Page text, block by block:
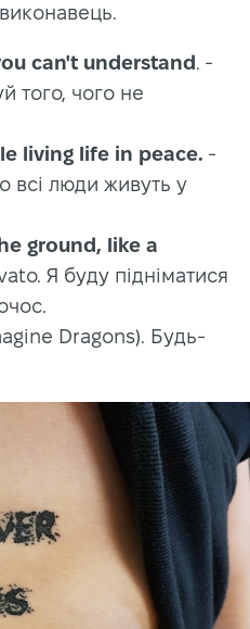
can't understand . -
того, чого не
living life in peace. -
всі люди живуть у
ground, like a
Я буду підніматися
Dragons). Будь-